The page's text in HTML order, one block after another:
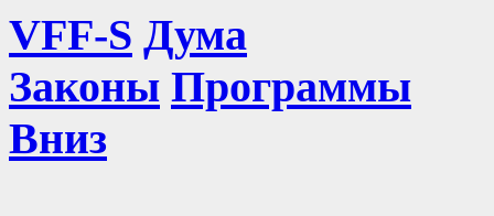
VFF-S Дума
Законы Программы
Вниз